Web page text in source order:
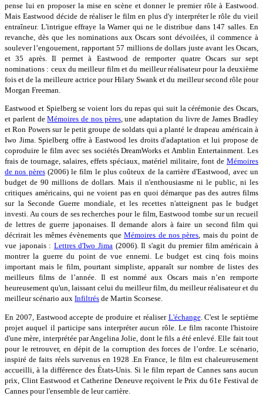
pense lui en proposer la mise en scène et donner le premier rôle à Eastwood.
Mais Eastwood décide de réaliser le film en plus d'y interpréter le rôle du vieil
entraîneur. L'intrigue effraye la Warner qui ne le distribue dans 147 salles. En
revanche, dès que les nominations aux Oscars sont dévoilées, il commence à
soulever l’engouement, rapportant 57 millions de dollars juste avant les Oscars,
et 35 après. Il permet à Eastwood de remporter quatre Oscars sur sept
nominations : ceux du meilleur film et du meilleur réalisateur pour la deuxième
fois et de la meilleure actrice pour Hilary Swank et du meilleur second rôle pour
Morgan Freeman.
Eastwood et Spielberg se voient lors du repas qui suit la cérémonie des Oscars,
et parlent deMémoires de nos pères, une adaptation du livre de James Bradley
et Ron Powers sur le petit groupe de soldats qui a planté le drapeau américain à
Iwo Jima. Spielberg offre à Eastwood les droits d'adaptation et lui propose de
coproduire le film avec ses sociétés DreamWorks et Amblin Entertainment. Les
frais de tournage, salaires, effets spéciaux, matériel militaire, font de Mémoires
de nos pères(2006) le film le plus coûteux de la carrière d'Eastwood, avec un
budget de 90 millions de dollars. Mais il n'enthousiasme ni le public, ni les
critiques américains, qui ne voient pas en quoi démarque pas des autres films
sur la Seconde Guerre mondiale, et les recettes n'atteignent pas le budget
investi. Au cours de ses recherches pour le film, Eastwood tombe sur un recueil
de lettres de guerre japonaises. Il demande alors à faire un second film qui
décrirait les mêmes évènements queMémoires de nos pères, mais du point de
vue japonais : Lettres d'Iwo Jima (2006). Il s'agit du premier film américain à
montrer la guerre du point de vue ennemi. Le budget est cinq fois moins
important mais le film, pourtant simpliste, apparaît sur nombre de listes des
meilleurs films de l’année. Il est nommé aux Oscars mais n’en remporte
heureusement qu'un, laissant celui du meilleur film, du meilleur réalisateur et du
meilleur scénario aux Infiltrés de Martin Scorsese.
En 2007, Eastwood accepte de produire et réaliser L'échange. C'est le septième
projet auquel il participe sans interpréter aucun rôle. Le film raconte l'histoire
d'une mère, interprétée par Angelina Jolie, dont le fils a été enlevé. Elle fait tout
pour le retrouver, en dépit de la corruption des forces de l’ordre. Le scénario,
inspiré de faits réels survenus en 1928 .En France, le film est chaleureusement
accueilli, à la différence des États-Unis. Si le film repart de Cannes sans aucun
prix, Clint Eastwood et Catherine Deneuve reçoivent le Prix du 61e Festival de
Cannes pour l'ensemble de leur carrière.